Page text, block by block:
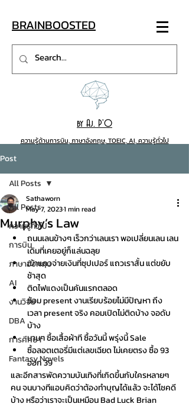
BRAINBOOSTED
by Aj. P'O
ความรู้ด้านการบิน, ภาษาอังกฤษ, TOEIC, AI, ความรู้ทั่วไป
Post
All Posts
ความรู้ทั่วไป
การบิน
ภาษาอังกฤษ
AI
งานวิจัย
DBA
การศึกษา
Fantasy Novels
All Posts
Murphy’s Law
Sathaworn
May 7, 20231 min read
ถนนเลนข้างๆ เร็วกว่าเลนเรา พอเปลี่ยนเลน เลน
เดิมที่เคยอยู่ก็แล่นฉลุย
เข้าแถวจ่ายเงินที่ซุปเปอร์ แถวเราสั้น แต่ขยับ
ช้าสุด
ติดไฟแดงเป็นคันแรกตลอด
ซ้อม present งานเรียบร้อยไม่มีปัญหา ถึง
เวลา present จริง คอมเปิดไม่ติดบ้าง จอดับ
บ้าง
นานๆ ซื้อเสื้อผ้าที ซื้อวันนี้ พรุ่งนี้ Sale
ซื้อลอตเตอรี่มีแต่เลขเฉียด ไม่เคยตรง ซื้อ 93
ออก 39
และอีกสารพัดความบันเทิงที่เกิดขึ้นกับใครหลายๆ
คน จนบางทีแอบคิดว่าต้องทำบุญได้แล้ว จะได้โชคดี
บ้าง หรือว่าเราจะเป็นเหมือน Bad Luck Brian